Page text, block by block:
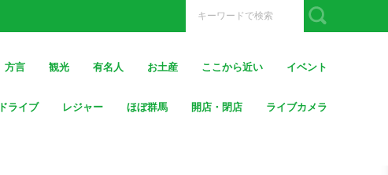
方言 観光 有名人 お土産 ここから近い イベント
ドライブ レジャー ほぼ群馬 開店・閉店 ライブカメラ